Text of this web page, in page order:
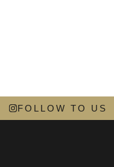
FOLLOW TO US